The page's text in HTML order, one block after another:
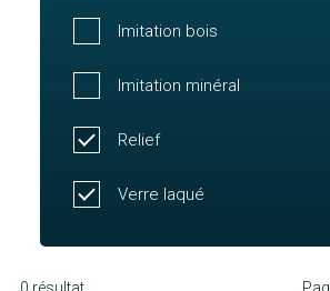
Imitation bois
Imitation minéral
Relief
Verre laqué
0 résultat